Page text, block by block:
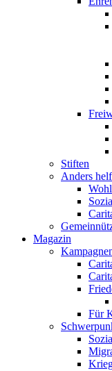
Stiften
Anders
Magazin
Für